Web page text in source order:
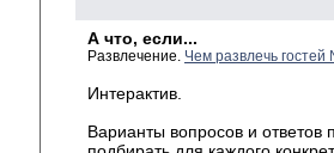
А что, если...
Развлечение. Чем развлечь
Интерактив.
Варианты вопросов и